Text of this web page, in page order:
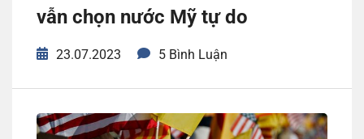
vẫn chọn nước Mỹ tự do
23.07.2023 5 Bình Luận